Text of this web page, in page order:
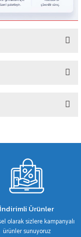
iletebilirsiniz.
İndirimli Ürünler
olarak sizlere kampanyalı
ürünler sunuyoruz